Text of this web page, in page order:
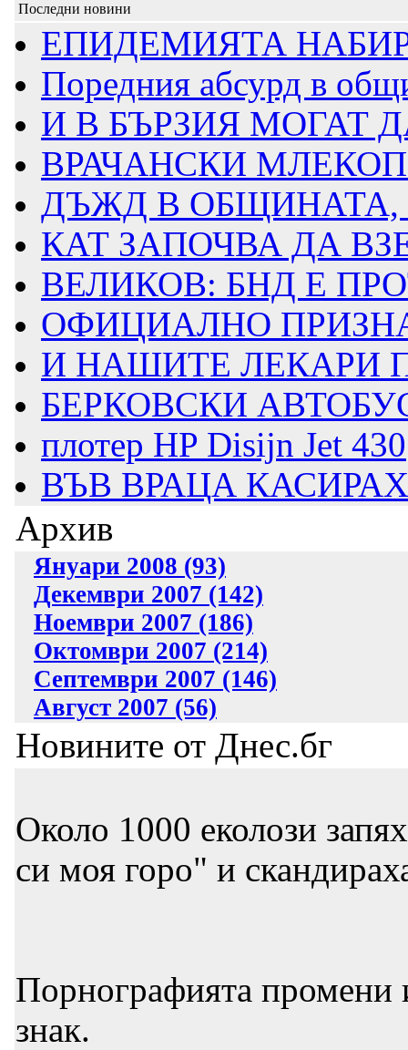
Последни новини
ЕПИДЕМИЯТА
Поредния абсурд в
И В БЪРЗИЯ МОГАТ
ВРАЧАНСКИ
ДЪЖД В ОБЩИНАТА,
КАТ ЗАПОЧВА ДА
ВЕЛИКОВ: БНД Е
ОФИЦИАЛНО
И НАШИТЕ ЛЕКАРИ
БЕРКОВСКИ
плотер HP Disijn Jet 430
ВЪВ ВРАЦА
Архив
Януари 2008 (93)
Декември 2007 (142)
Ноември 2007 (186)
Октомври 2007 (214)
Септември 2007 (146)
Август 2007 (56)
Новините от Днес.бг
Около 1000 еколози
си моя горо" и
Порнографията промени
знак.